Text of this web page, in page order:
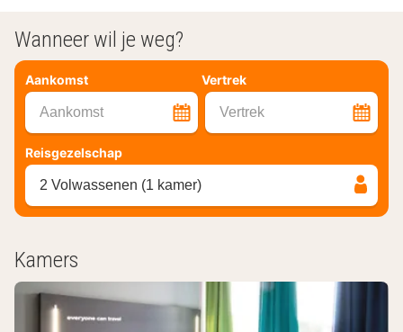
Wanneer wil je weg?
Aankomst Vertrek
Aankomst Vertrek
Reisgezelschap
2 Volwassenen (1 kamer)
Kamers